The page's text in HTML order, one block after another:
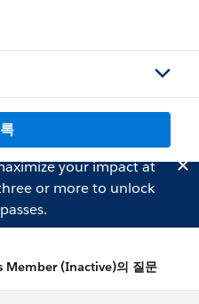
your impact at
or more to unlock
(Inactive)의 질문